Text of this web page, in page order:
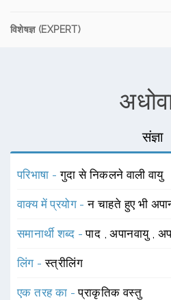
विशेषज्ञ (EXPERT)
संज्ञा
परिभाषा -गुदा से निकलने वाली वायु
वाक्य में प्रयोग -न चाहते हुए भी
समानार्थी शब्द -पाद ,अपानवायु ,
लिंग -स्त्रीलिंग
एक तरह का -प्राकृतिक वस्तु